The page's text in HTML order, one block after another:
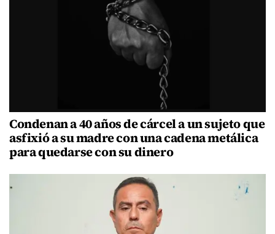
Condenan a 40 años de cárcel a un sujeto que
asfixió a su madre con una cadena metálica
para quedarse con su dinero